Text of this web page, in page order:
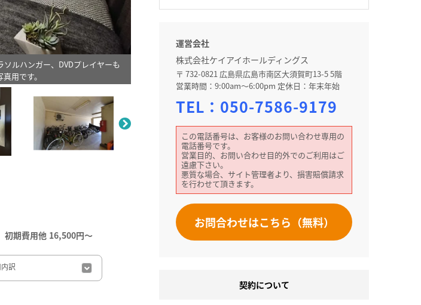
ルハンガー、DVDプレイヤーも
用です。
初期費用他 16,500円〜
内訳
運営会社
株式会社ケイアイホールディングス
〒 732-0821 広島県広島市南区大須賀町13-5 5階
営業時間：9:00am～6:00pm 定休日：年末年始
TEL： 050-7586-9179
この電話番号は、お客様のお問い合わせ専用の
電話番号です。
営業目的、お問い合わせ目的外でのご利用はご
遠慮下さい。
悪質な場合、サイト管理者より、損害賠償請求
を行わせて頂きます。
お問合わせはこちら（無料）
契約について